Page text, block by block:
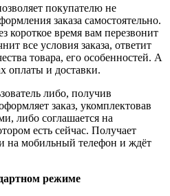
покупателю не
заказа самостоятельно.
короткое время вам перезвонит
все условия заказа, ответит
товара, его особенностей. А
оплаты и доставки.
либо, получив
заказ, укомплектовав
либо соглашается на
есть сейчас. Получает
на мобильный телефон и ждёт
режиме